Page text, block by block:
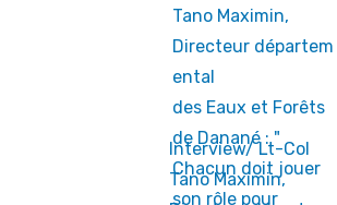
Interview/ Lt-Col
Tano Maximin,